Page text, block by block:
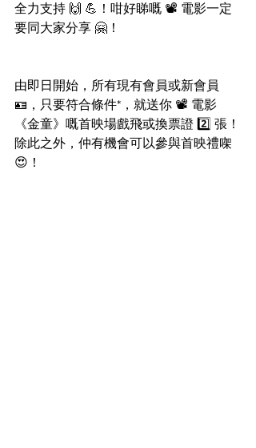
全力支持 🙌 💪！咁好睇嘅 📽 電影一定
要同大家分享 🤗！
由即日開始，所有現有會員或新會員
🪪，只要符合條件*，就送你 📽 電影
《金童》嘅首映場戲飛或換票證 2️⃣ 張！
除此之外，仲有機會可以參與首映禮㗎
😍！